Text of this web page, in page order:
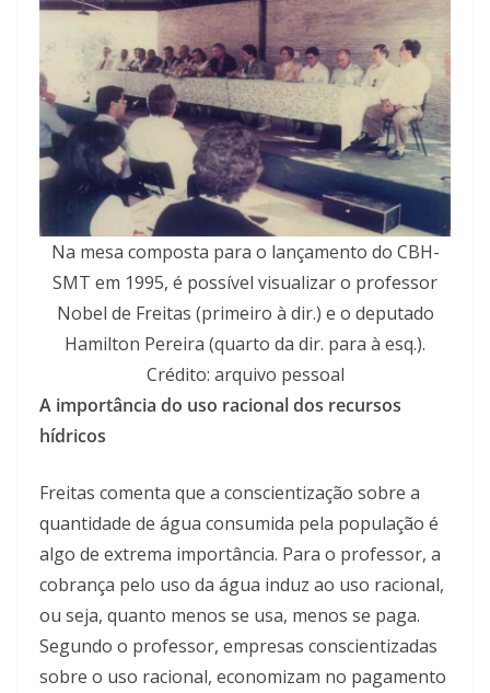
Na mesa composta para o lançamento do CBH-
SMT em 1995, é possível visualizar o professor
Nobel de Freitas (primeiro à dir.) e o deputado
Hamilton Pereira (quarto da dir. para à esq.).
Crédito: arquivo pessoal
A importância do uso racional dos recursos
hídricos
Freitas comenta que a conscientização sobre a
quantidade de água consumida pela população é
algo de extrema importância. Para o professor, a
cobrança pelo uso da água induz ao uso racional,
ou seja, quanto menos se usa, menos se paga.
Segundo o professor, empresas conscientizadas
sobre o uso racional, economizam no pagamento